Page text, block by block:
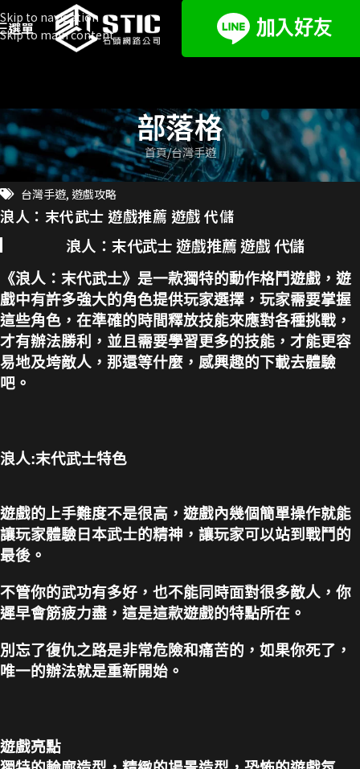
Skip to navigation
Skip to main content
選單
部落格
首頁 台灣手遊
台灣手遊, 遊戲攻略
浪人：末代武士 遊戲推薦 遊戲 代儲
浪人：末代武士 遊戲推薦 遊戲 代儲
《浪人：末代武士》是一款獨特的動作格鬥遊戲，遊
戲中有許多強大的角色提供玩家選擇，玩家需要掌握
這些角色，在準確的時間釋放技能來應對各種挑戰，
才有辦法勝利，並且需要學習更多的技能，才能更容
易地及垮敵人，那還等什麼，感興趣的下載去體驗
吧。
浪人:末代武士特色
遊戲的上手難度不是很高，遊戲內幾個簡單操作就能
讓玩家體驗日本武士的精神，讓玩家可以站到戰鬥的
最後。
不管你的武功有多好，也不能同時面對很多敵人，你
遲早會筋疲力盡，這是這款遊戲的特點所在。
別忘了復仇之路是非常危險和痛苦的，如果你死了，
唯一的辦法就是重新開始。
遊戲亮點